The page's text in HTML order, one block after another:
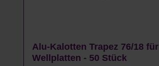
Alu-Kalotten Trapez 76/18 für
Wellplatten - 50 Stück